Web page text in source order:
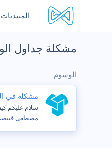
المنتديات
مشكلة جداول
الوسوم
مشكلة في
سلام عليكم
مصطفى